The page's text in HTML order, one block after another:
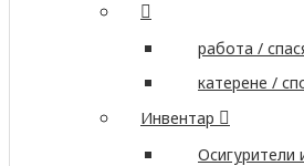
работа /
катерене /
Инвентар
Осигурители